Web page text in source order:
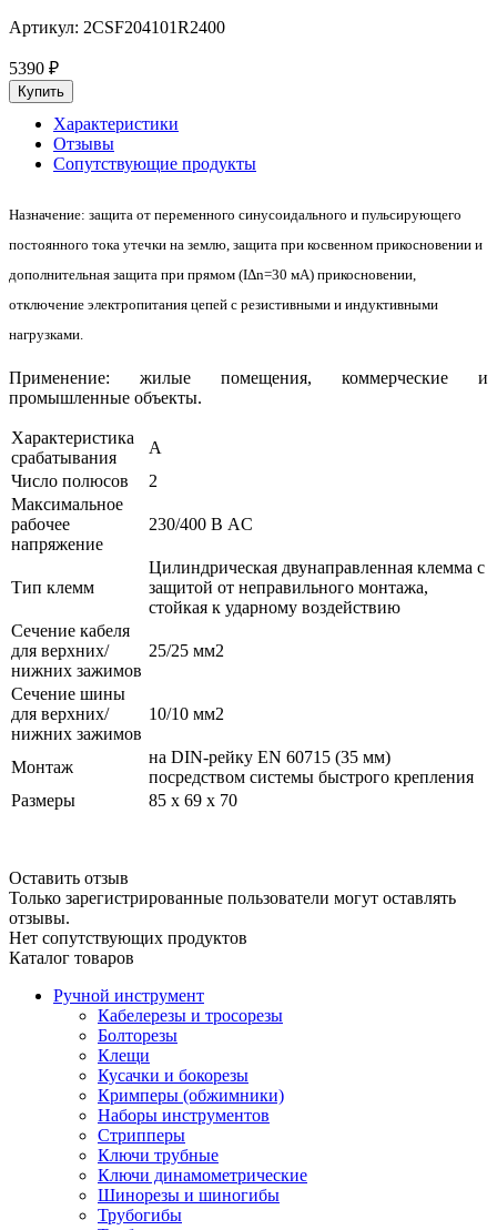
Артикул: 2CSF204101R2400
5390 ₽
Характеристики
Отзывы
Сопутствующие продукты
Назначение: защита от переменного синусоидального и пульсирующего
постоянного тока утечки на землю, защита при косвенном прикосновении и
дополнительная защита при прямом (IΔn=30 мA) прикосновении,
отключение электропитания цепей с резистивными и индуктивными
нагрузками.
Применение: жилые помещения, коммерческие и
промышленные объекты.
Характеристика
срабатывания
A
Число полюсов
2
Максимальное
рабочее
напряжение
230/400 В AC
Тип клемм
Цилиндрическая двунаправленная клемма с
защитой от неправильного монтажа,
стойкая к ударному воздействию
Сечение кабеля
для верхних/
нижних зажимов
25/25 мм2
Сечение шины
для верхних/
нижних зажимов
10/10 мм2
Монтаж
на DIN-рейку EN 60715 (35 мм)
посредством системы быстрого крепления
Размеры
85 x 69 x 70
Оставить отзыв
Только зарегистрированные пользователи могут оставлять
отзывы.
Нет сопутствующих продуктов
Каталог товаров
Ручной инструмент
Кабелерезы и тросорезы
Болторезы
Клещи
Кусачки и бокорезы
Кримперы (обжимники)
Наборы инструментов
Стрипперы
Ключи трубные
Ключи динамометрические
Шинорезы и шиногибы
Трубогибы